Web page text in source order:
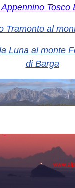
Tosco
Tramonto al
Luna al monte
di Barga